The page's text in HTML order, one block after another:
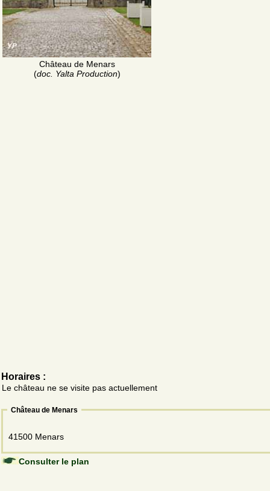
Château de Menars
(doc. Yalta Production)
Horaires :
Le château ne se visite pas actuellement
Château de Menars
41500 Menars
Consulter le plan